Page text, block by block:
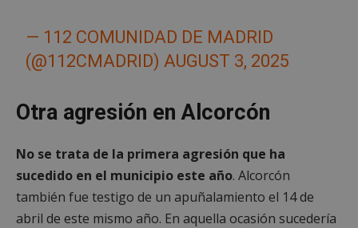
— 112 COMUNIDAD DE MADRID
(@112CMADRID) AUGUST 3, 2025
Otra agresión en Alcorcón
No se trata de la primera agresión que ha
sucedido en el municipio este año. Alcorcón
también fue testigo de un apuñalamiento el 14 de
abril de este mismo año. En aquella ocasión sucedería